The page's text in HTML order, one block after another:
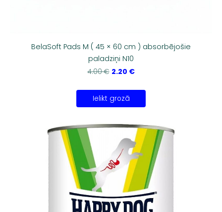
BelaSoft Pads M ( 45 × 60 cm ) absorbējošie
paladziņi N10
4.00 € 2.20 €
Ielikt grozā